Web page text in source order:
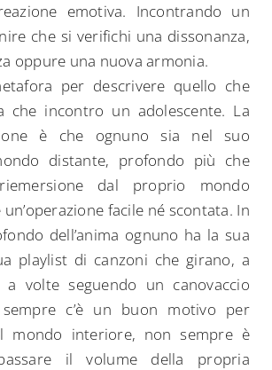
emotiva. Incontrando un
che si verifichi una dissonanza,
oppure una nuova armonia.
per descrivere quello che
che incontro un adolescente. La
è che ognuno sia nel suo
distante, profondo più che
dal proprio mondo
facile né scontata. In
dell’anima ognuno ha la sua
playlist di canzoni che girano, a
volte seguendo un canovaccio
c’è un buon motivo per
mondo interiore, non sempre è
il volume della propria